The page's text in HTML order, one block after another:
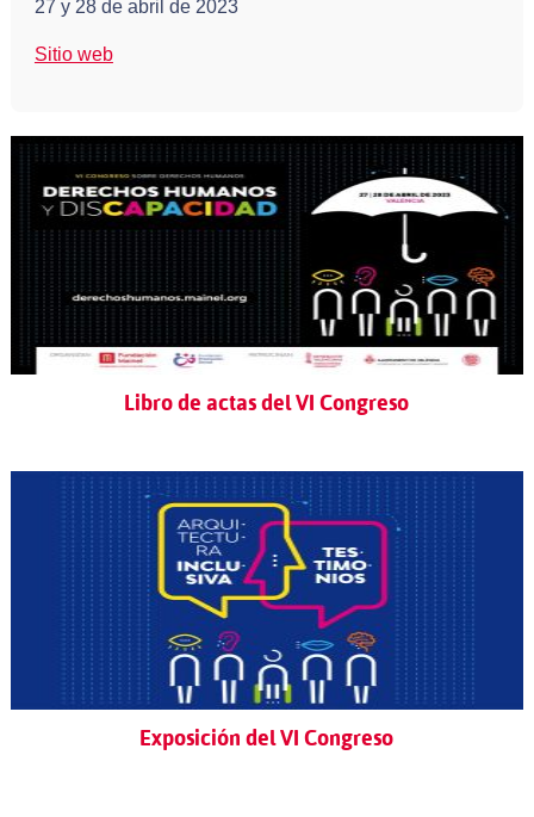
27 y 28 de abril de 2023
Sitio web
Libro de actas del VI Congreso
Exposición del VI Congreso